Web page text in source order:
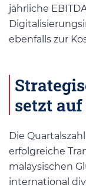
jährliche
ebenfalls zur
setzt
Die
erfolgreiche
malaysischen
international